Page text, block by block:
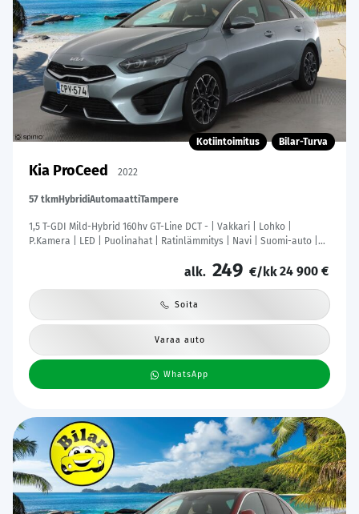
Kotiintoimitus Bilar-Turva
Kia ProCeed 2022
57 tkmHybridiAutomaattiTampere
1,5 T-GDI Mild-Hybrid 160hv GT-Line DCT - | Vakkari | Lohko |
P.Kamera | LED | Puolinahat | Ratinlämmitys | Navi | Suomi-auto |
alk. 249 €/kk24 900 €
Soita
Varaa auto
WhatsApp